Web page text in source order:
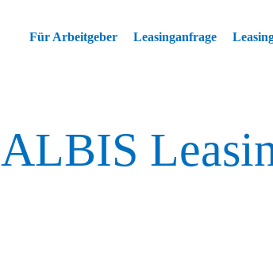
Für Arbeitgeber Leasinganfrage
ALBIS